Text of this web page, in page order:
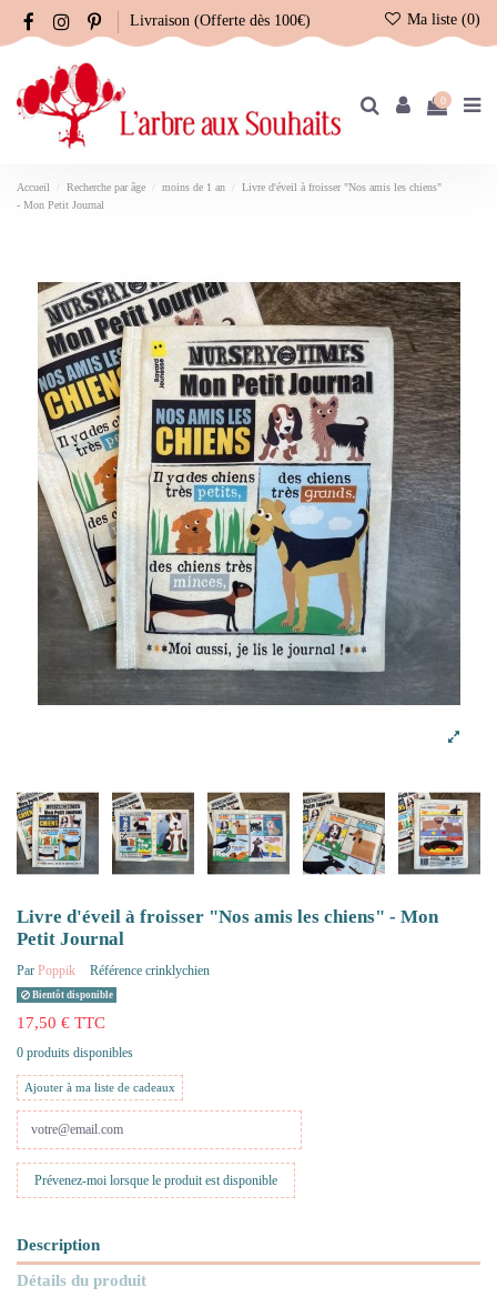
Livraison (Offerte dès 100€) Ma liste (0)
0
Accueil Recherche par âge moins de 1 an
Livre d'éveil à froisser "Nos amis les chiens"
- Mon Petit Journal
Livre d'éveil à froisser "Nos amis les chiens" - Mon
Petit Journal
Par Poppik Référence crinklychien
Bientôt disponible
17,50 € TTC
0 produits disponibles
Ajouter à ma liste de cadeaux
Description
Détails du produit